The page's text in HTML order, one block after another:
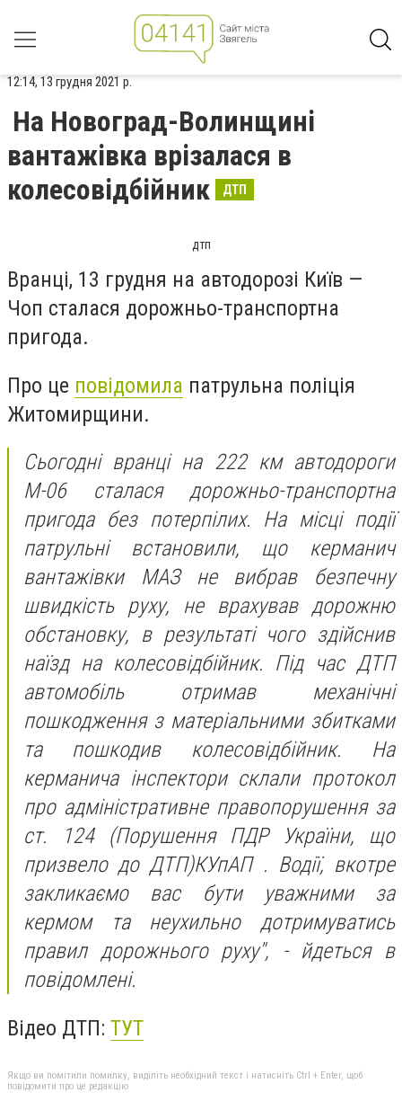
12:14, 13 грудня 2021 р.
На Новоград-Волинщині
вантажівка врізалася в
колесовідбійник
ДТП
дтп
Вранці, 13 грудня на автодорозі Київ —
Чоп сталася дорожньо-транспортна
пригода.
Про це повідомила патрульна поліція
Житомирщини.
Сьогодні вранці на 222 км автодороги
М-06 сталася дорожньо-транспортна
пригода без потерпілих. На місці події
патрульні встановили, що керманич
вантажівки МАЗ не вибрав безпечну
швидкість руху, не врахував дорожню
обстановку, в результаті чого здійснив
наїзд на колесовідбійник. Під час ДТП
автомобіль отримав механічні
пошкодження з матеріальними збитками
та пошкодив колесовідбійник. На
керманича інспектори склали протокол
про адміністративне правопорушення за
ст. 124 (Порушення ПДР України, що
призвело до ДТП)КУпАП . Водії, вкотре
закликаємо вас бути уважними за
кермом та неухильно дотримуватись
правил дорожнього руху", - йдеться в
повідомлені.
Відео ДТП: ТУТ
Якщо ви помітили помилку, виділіть необхідний текст і натисніть Ctrl + Enter, щоб
повідомити про це редакцію